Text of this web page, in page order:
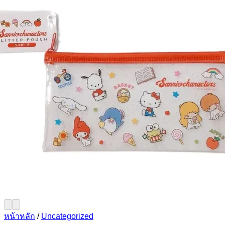
หน้าหลัก / Uncategorized